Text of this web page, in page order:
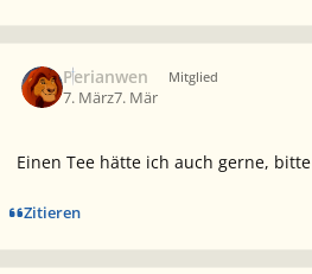
Perianwen Mitglied
7. März7. Mär
Einen Tee hätte ich auch gerne, bitte
Zitieren